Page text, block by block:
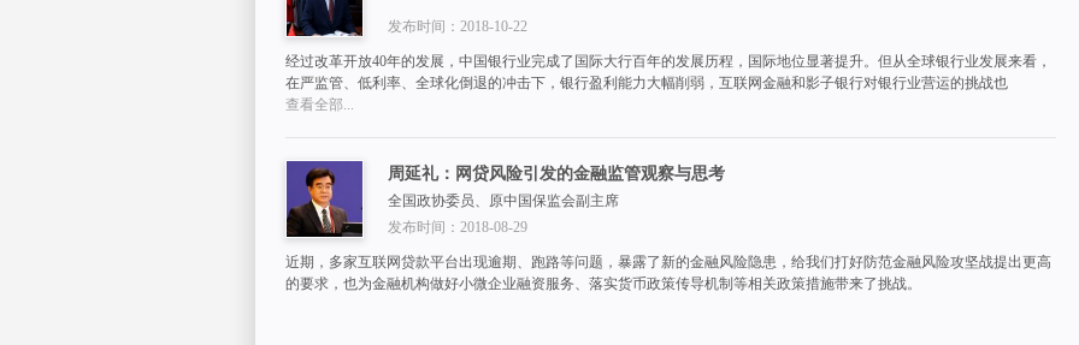
发布时间：2018-10-22
经过改革开放40年的发展，中国银行业完成了国际大行百年的发展历程，国际地位显著提升。但从全球银行业发展来看，
在严监管、低利率、全球化倒退的冲击下，银行盈利能力大幅削弱，互联网金融和影子银行对银行业营运的挑战也
查看全部...
周延礼：网贷风险引发的金融监管观察与思考
全国政协委员、原中国保监会副主席
发布时间：2018-08-29
近期，多家互联网贷款平台出现逾期、跑路等问题，暴露了新的金融风险隐患，给我们打好防范金融风险攻坚战提出更高
的要求，也为金融机构做好小微企业融资服务、落实货币政策传导机制等相关政策措施带来了挑战。